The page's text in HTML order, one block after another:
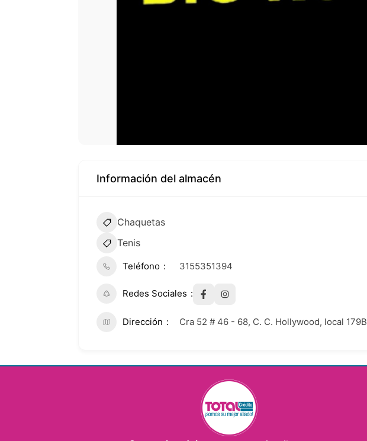
Información del almacén
Chaquetas
Tenis
Teléfono 3155351394
Redes Sociales
Dirección Cra 52 # 46 - 68, C. C. Hollywood, local 179B